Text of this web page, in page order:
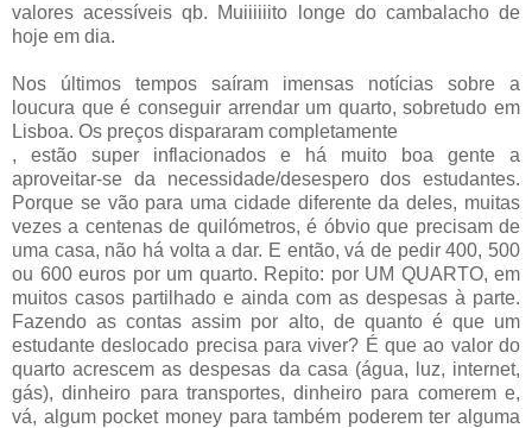
valores acessíveis qb. Muiiiiiito longe do cambalacho de
hoje em dia.
Nos últimos tempos saíram imensas notícias sobre a
loucura que é conseguir arrendar um quarto, sobretudo em
Lisboa. Os preços dispararam completamente
, estão super inflacionados e há muito boa gente a
aproveitar-se da necessidade/desespero dos estudantes.
Porque se vão para uma cidade diferente da deles, muitas
vezes a centenas de quilómetros, é óbvio que precisam de
uma casa, não há volta a dar. E então, vá de pedir 400, 500
ou 600 euros por um quarto. Repito: por UM QUARTO, em
muitos casos partilhado e ainda com as despesas à parte.
Fazendo as contas assim por alto, de quanto é que um
estudante deslocado precisa para viver? É que ao valor do
quarto acrescem as despesas da casa (água, luz, internet,
gás), dinheiro para transportes, dinheiro para comerem e,
vá, algum pocket money para também poderem ter alguma